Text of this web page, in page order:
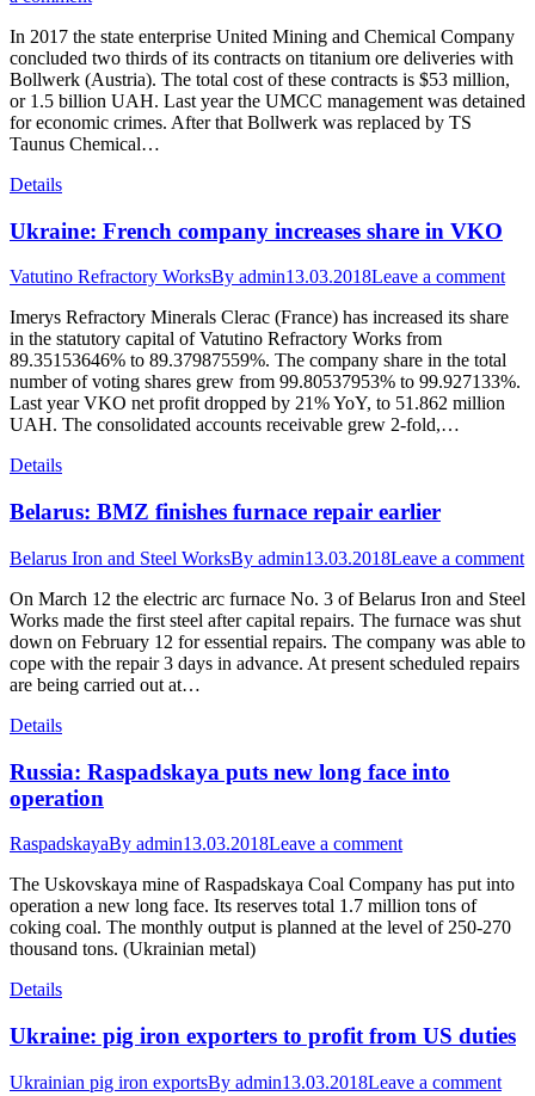
In 2017 the state enterprise United Mining and Chemical Company
concluded two thirds of its contracts on titanium ore deliveries with
Bollwerk (Austria). The total cost of these contracts is $53 million,
or 1.5 billion UAH. Last year the UMCC management was detained
for economic crimes. After that Bollwerk was replaced by TS
Taunus Chemical…
Details
Ukraine: French company increases share in VKO
Vatutino Refractory WorksBy admin13.03.2018Leave a comment
Іmerys Refractory Minerals Clerac (France) has increased its share
in the statutory capital of Vatutino Refractory Works from
89.35153646% to 89.37987559%. The company share in the total
number of voting shares grew from 99.80537953% to 99.927133%.
Last year VKO net profit dropped by 21% YoY, to 51.862 million
UAH. The consolidated accounts receivable grew 2-fold,…
Details
Belarus: BMZ finishes furnace repair earlier
Belarus Iron and Steel WorksBy admin13.03.2018Leave a comment
On March 12 the electric arc furnace No. 3 of Belarus Iron and Steel
Works made the first steel after capital repairs. The furnace was shut
down on February 12 for essential repairs. The company was able to
cope with the repair 3 days in advance. At present scheduled repairs
are being carried out at…
Details
Russia: Raspadskaya puts new long face into
operation
RaspadskayaBy admin13.03.2018Leave a comment
The Uskovskaya mine of Raspadskaya Coal Company has put into
operation a new long face. Its reserves total 1.7 million tons of
coking coal. The monthly output is planned at the level of 250-270
thousand tons. (Ukrainian metal)
Details
Ukraine: pig iron exporters to profit from US duties
Ukrainian pig iron exportsBy admin13.03.2018Leave a comment